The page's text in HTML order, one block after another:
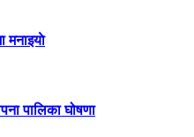
मनाइयाे
पालिका घोषणा